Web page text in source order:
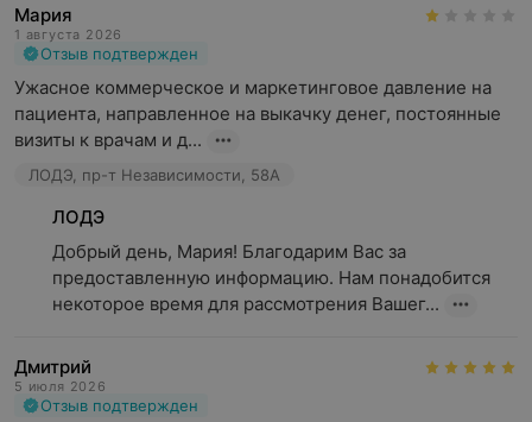
Мария
1 августа 2026
Отзыв подтвержден
Ужасное коммерческое и маркетинговое давление на
пациента, направленное на выкачку денег, постоянные
визиты к врачам и д...
ЛОДЭ, пр-т Независимости, 58А
ЛОДЭ
Добрый день, Мария! Благодарим Вас за
предоставленную информацию. Нам понадобится
некоторое время для рассмотрения Вашег...
Дмитрий
5 июля 2026
Отзыв подтвержден